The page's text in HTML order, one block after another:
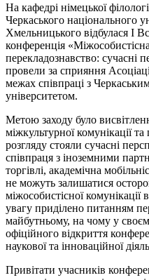
На кафедрі німецької
Черкаського національного
Хмельницького відбулася І
конференція
перекладознавство: сучасні
провели за сприяння
межах співпраці з
університетом.
Метою заходу було
міжкультурної комунікації
розгляду стояли сучасні
співпраця з іноземними
торгівлі, академічна
не можуть залишатися
міжособистісної
увагу приділено питанням
майбутньому, на чому у
офіційного відкриття
наукової та інноваційної
Привітати учасників